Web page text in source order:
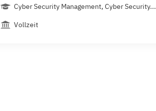
Cyber Security Management, Cyber Security...
Vollzeit